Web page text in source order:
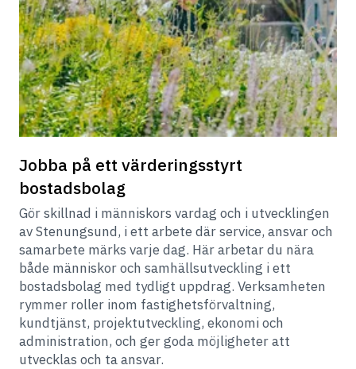
Jobba på ett värderingsstyrt
bostadsbolag
Gör skillnad i människors vardag och i utvecklingen
av Stenungsund, i ett arbete där service, ansvar och
samarbete märks varje dag. Här arbetar du nära
både människor och samhällsutveckling i ett
bostadsbolag med tydligt uppdrag. Verksamheten
rymmer roller inom fastighetsförvaltning,
kundtjänst, projektutveckling, ekonomi och
administration, och ger goda möjligheter att
utvecklas och ta ansvar.